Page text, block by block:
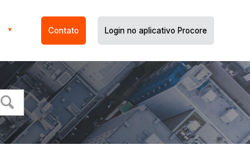
Contato Login no aplicativo Procore